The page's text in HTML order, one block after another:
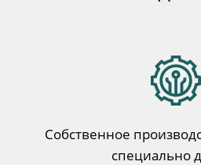
Собственное
специально